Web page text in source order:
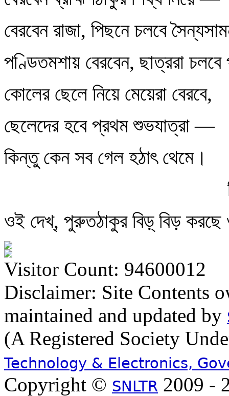
বেরবেন রাজা, পিছনে চলবে
পণ্ডিতমশায় বেরবেন, ছাত্ররা
কোলের ছেলে নিয়ে মেয়েরা বেরবে,
ছেলেদের হবে প্রথম শুভযাত্রা —
কিন্তু কেন সব গেল হঠাৎ থেমে।
ওই দেখ্‌, পুরুতঠাকুর বিড়্‌ বিড় করছে
Visitor Count: 94600012
Disclaimer: Site Contents
maintained and updated by
(A Registered Society
Technology & Electronics,
Copyright © SNLTR 2009 -